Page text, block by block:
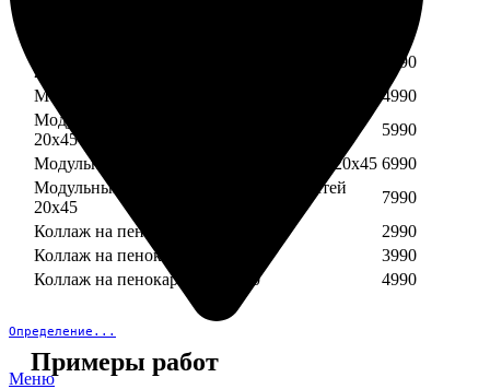
Определение...
Меню
2990
20х45
3990
Модульный пенокартон из пяти частей 20х45
4990
Модульный пенокартон из шести частей
20х45
5990
Модульный пенокартон из семи частей 20х45 6990
Модульный пенокартон из восьми частей
20х45
7990
Коллаж на пенокартоне 30х30
2990
Коллаж на пенокартоне 30х60
3990
Коллаж на пенокартоне 30х90
4990
Примеры работ